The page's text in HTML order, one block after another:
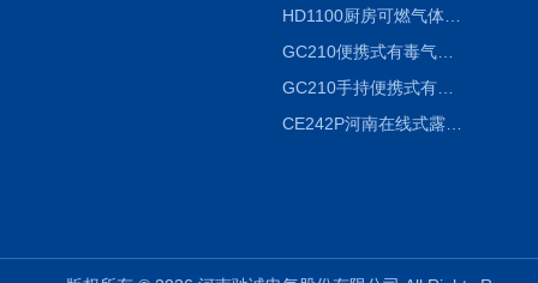
HD1100厨房可燃气体泄漏浓度探测器天然气检测仪
GC210便携式有毒气体浓度探测器氨气检测仪养殖场
GC210手持便携式有毒CL2气体探测器氯气检测仪
CE242P河南在线式露点仪